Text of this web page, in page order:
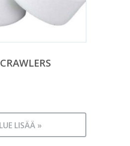
LUE LISÄÄ »